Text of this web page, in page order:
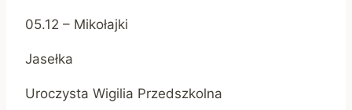
05.12 – Mikołajki
Jasełka
Uroczysta Wigilia Przedszkolna